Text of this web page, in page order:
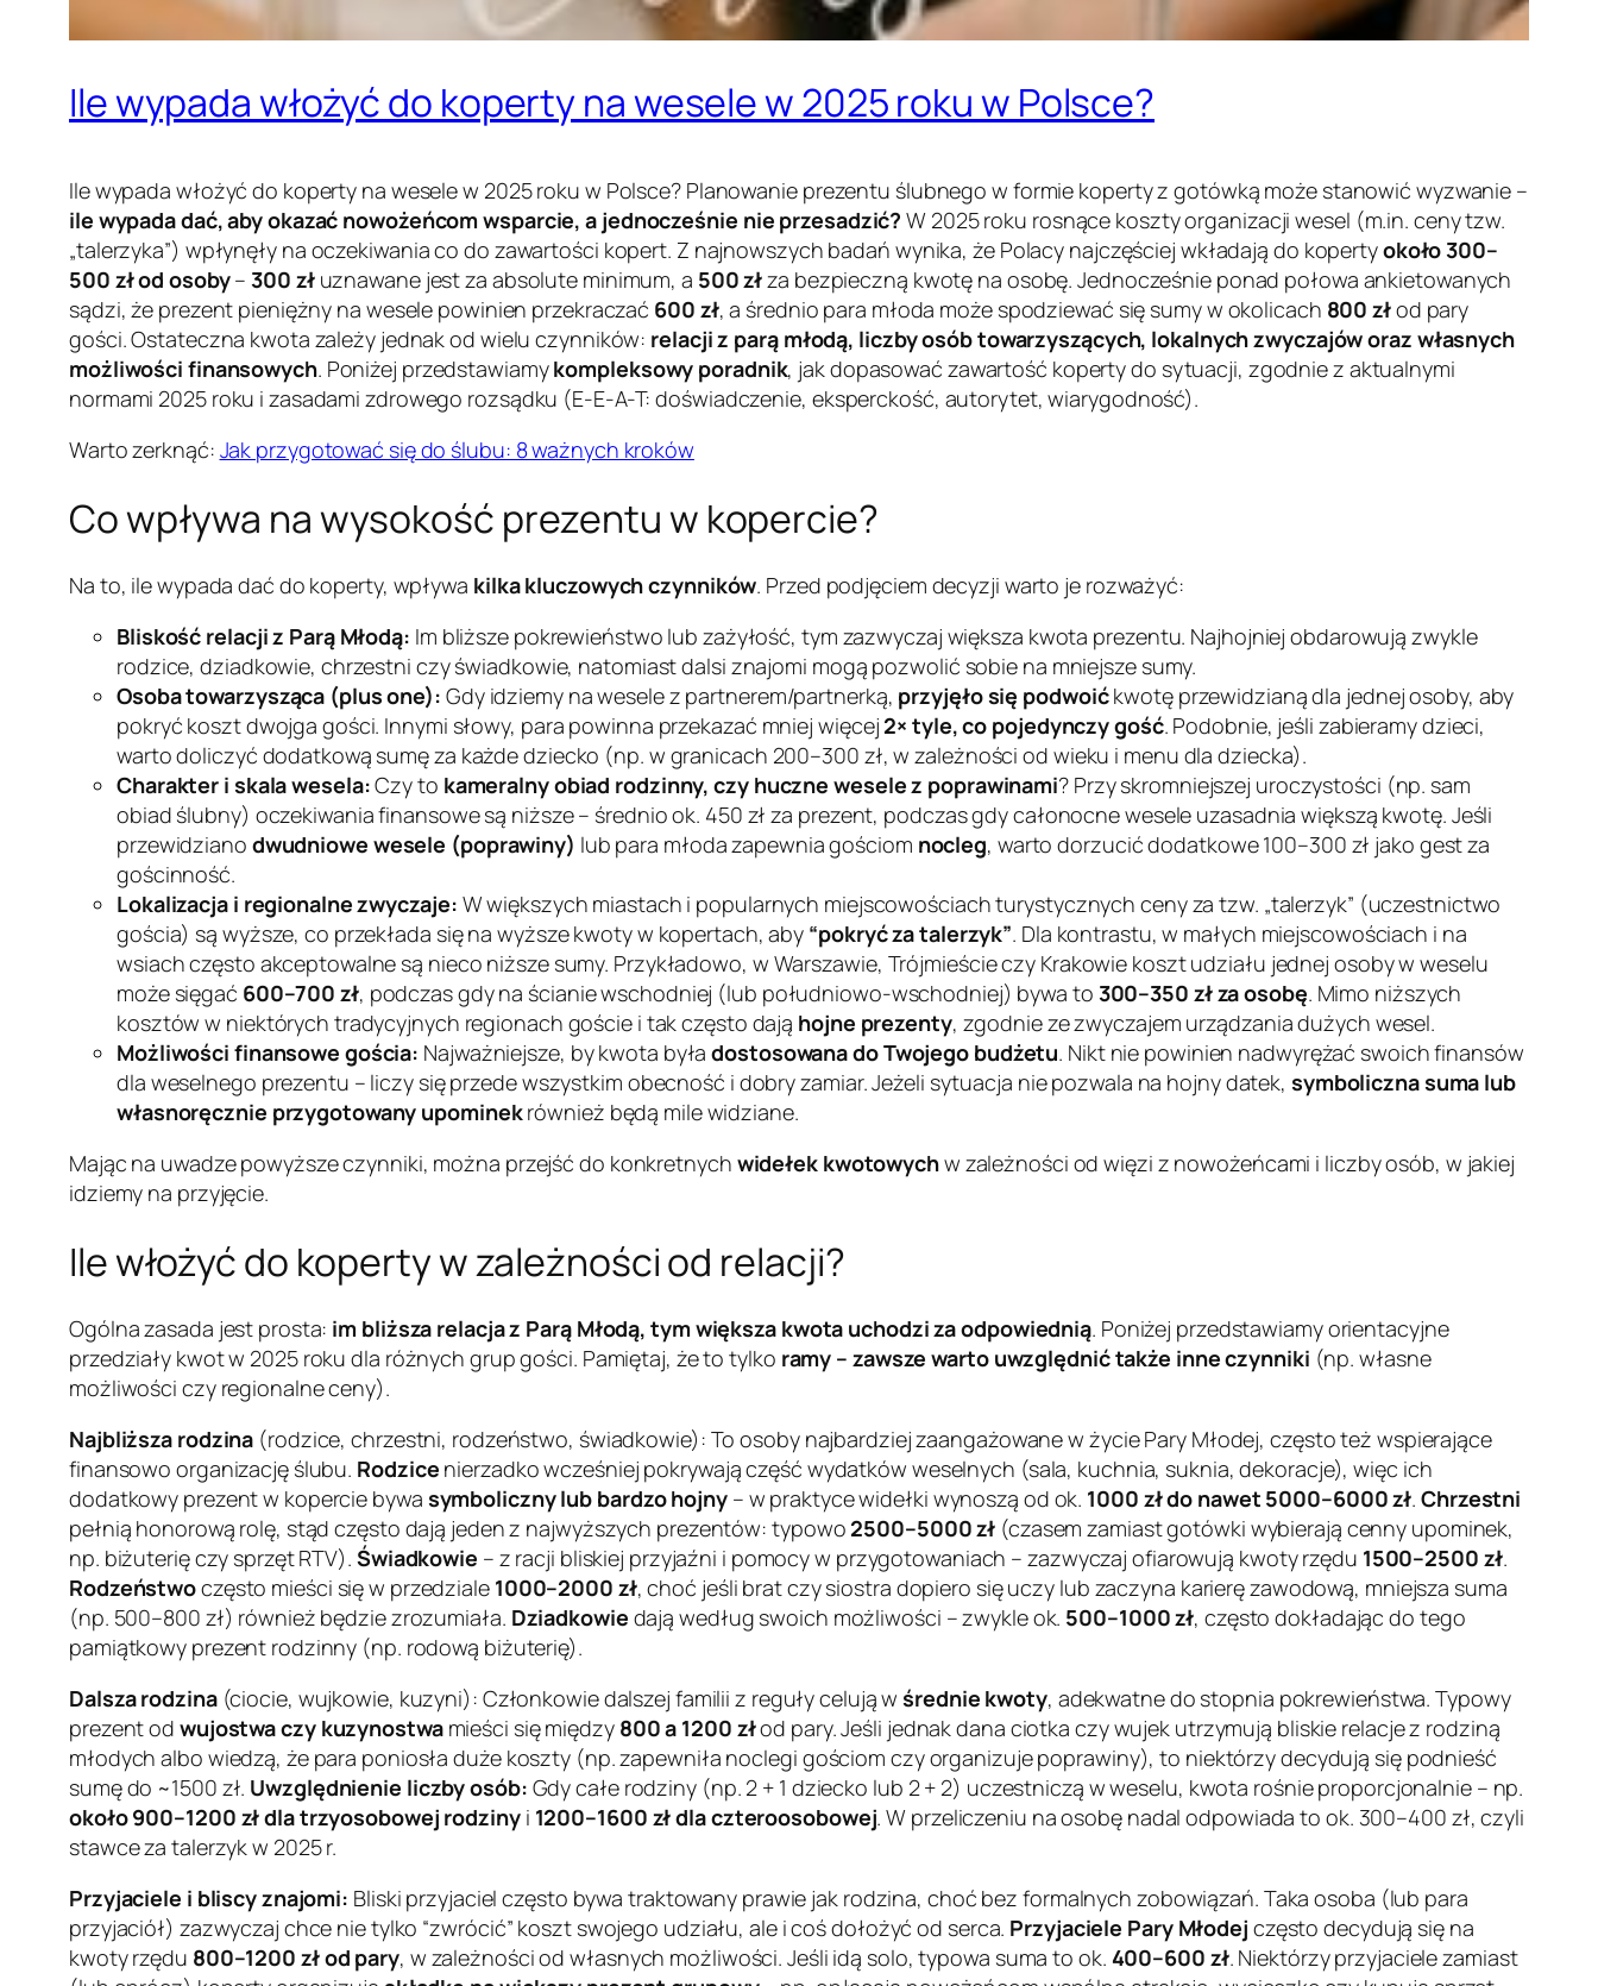
Ile wypada włożyć do koperty na wesele w 2025 roku w Polsce?
Ile wypada włożyć do koperty na wesele w 2025 roku w Polsce? Planowanie prezentu ślubnego w formie koperty z gotówką może stanowić wyzwanie –
ile wypada dać, aby okazać nowożeńcom wsparcie, a jednocześnie nie przesadzić? W 2025 roku rosnące koszty organizacji wesel (m.in. ceny tzw.
„talerzyka”) wpłynęły na oczekiwania co do zawartości kopert. Z najnowszych badań wynika, że Polacy najczęściej wkładają do kopertyokoło 300–
500 zł od osoby–300 złuznawane jest za absolute minimum, a 500 złza bezpieczną kwotę na osobę. Jednocześnie ponad połowa ankietowanych
sądzi, że prezent pieniężny na wesele powinien przekraczać 600 zł, a średnio para młoda może spodziewać się sumy w okolicach 800 złod pary
gości. Ostateczna kwota zależy jednak od wielu czynników: relacji z parą młodą, liczby osób towarzyszących, lokalnych zwyczajów oraz własnych
możliwości finansowych. Poniżej przedstawiamykompleksowy poradnik, jak dopasować zawartość koperty do sytuacji, zgodnie z aktualnymi
normami 2025 roku i zasadami zdrowego rozsądku (E-E-A-T: doświadczenie, eksperckość, autorytet, wiarygodność).
Warto zerknąć: Jak przygotować się do ślubu: 8 ważnych kroków
Co wpływa na wysokość prezentu w kopercie?
Na to, ile wypada dać do koperty, wpływa kilka kluczowych czynników. Przed podjęciem decyzji warto je rozważyć:
Bliskość relacji z Parą Młodą: Im bliższe pokrewieństwo lub zażyłość, tym zazwyczaj większa kwota prezentu. Najhojniej obdarowują zwykle
rodzice, dziadkowie, chrzestni czy świadkowie, natomiast dalsi znajomi mogą pozwolić sobie na mniejsze sumy.
Osoba towarzysząca (plus one): Gdy idziemy na wesele z partnerem/partnerką, przyjęło się podwoićkwotę przewidzianą dla jednej osoby, aby
pokryć koszt dwojga gości. Innymi słowy, para powinna przekazać mniej więcej 2× tyle, co pojedynczy gość. Podobnie, jeśli zabieramy dzieci,
warto doliczyć dodatkową sumę za każde dziecko (np. w granicach 200–300 zł, w zależności od wieku i menu dla dziecka).
Charakter i skala wesela:Czy to kameralny obiad rodzinny, czy huczne wesele z poprawinami? Przy skromniejszej uroczystości (np. sam
obiad ślubny) oczekiwania finansowe są niższe – średnio ok. 450 zł za prezent, podczas gdy całonocne wesele uzasadnia większą kwotę. Jeśli
przewidziano dwudniowe wesele (poprawiny) lub para młoda zapewnia gościom nocleg, warto dorzucić dodatkowe 100–300 zł jako gest za
gościnność.
Lokalizacja i regionalne zwyczaje: W większych miastach i popularnych miejscowościach turystycznych ceny za tzw. „talerzyk” (uczestnictwo
gościa) są wyższe, co przekłada się na wyższe kwoty w kopertach, aby “pokryć za talerzyk”. Dla kontrastu, w małych miejscowościach i na
wsiach często akceptowalne są nieco niższe sumy. Przykładowo, w Warszawie, Trójmieście czy Krakowie koszt udziału jednej osoby w weselu
może sięgać 600–700 zł, podczas gdy na ścianie wschodniej (lub południowo-wschodniej) bywa to 300–350 zł za osobę. Mimo niższych
kosztów w niektórych tradycyjnych regionach goście i tak często dają hojne prezenty, zgodnie ze zwyczajem urządzania dużych wesel.
Możliwości finansowe gościa: Najważniejsze, by kwota byładostosowana do Twojego budżetu. Nikt nie powinien nadwyrężać swoich finansów
dla weselnego prezentu – liczy się przede wszystkim obecność i dobry zamiar. Jeżeli sytuacja nie pozwala na hojny datek, symboliczna suma lub
własnoręcznie przygotowany upominekrównież będą mile widziane.
Mając na uwadze powyższe czynniki, można przejść do konkretnych widełek kwotowychw zależności od więzi z nowożeńcami i liczby osób, w jakiej
idziemy na przyjęcie.
Ile włożyć do koperty w zależności od relacji?
Ogólna zasada jest prosta: im bliższa relacja z Parą Młodą, tym większa kwota uchodzi za odpowiednią. Poniżej przedstawiamy orientacyjne
przedziały kwot w 2025 roku dla różnych grup gości. Pamiętaj, że to tylko ramy – zawsze warto uwzględnić także inne czynniki (np. własne
możliwości czy regionalne ceny).
Najbliższa rodzina (rodzice, chrzestni, rodzeństwo, świadkowie): To osoby najbardziej zaangażowane w życie Pary Młodej, często też wspierające
finansowo organizację ślubu. Rodzice nierzadko wcześniej pokrywają część wydatków weselnych (sala, kuchnia, suknia, dekoracje), więc ich
dodatkowy prezent w kopercie bywa symboliczny lub bardzo hojny– w praktyce widełki wynoszą od ok. 1000 zł do nawet 5000–6000 zł.Chrzestni
pełnią honorową rolę, stąd często dają jeden z najwyższych prezentów: typowo 2500–5000 zł (czasem zamiast gotówki wybierają cenny upominek,
np. biżuterię czy sprzęt RTV). Świadkowie – z racji bliskiej przyjaźni i pomocy w przygotowaniach – zazwyczaj ofiarowują kwoty rzędu 1500–2500 zł.
Rodzeństwoczęsto mieści się w przedziale 1000–2000 zł, choć jeśli brat czy siostra dopiero się uczy lub zaczyna karierę zawodową, mniejsza suma
(np. 500–800 zł) również będzie zrozumiała. Dziadkowie dają według swoich możliwości – zwykle ok. 500–1000 zł, często dokładając do tego
pamiątkowy prezent rodzinny (np. rodową biżuterię).
Dalsza rodzina(ciocie, wujkowie, kuzyni): Członkowie dalszej familii z reguły celują wśrednie kwoty, adekwatne do stopnia pokrewieństwa. Typowy
prezent od wujostwa czy kuzynostwamieści się między 800 a 1200 złod pary. Jeśli jednak dana ciotka czy wujek utrzymują bliskie relacje z rodziną
młodych albo wiedzą, że para poniosła duże koszty (np. zapewniła noclegi gościom czy organizuje poprawiny), to niektórzy decydują się podnieść
sumę do ~1500 zł. Uwzględnienie liczby osób: Gdy całe rodziny (np. 2 + 1 dziecko lub 2 + 2) uczestniczą w weselu, kwota rośnie proporcjonalnie – np.
około 900–1200 zł dla trzyosobowej rodzinyi 1200–1600 zł dla czteroosobowej. W przeliczeniu na osobę nadal odpowiada to ok. 300–400 zł, czyli
stawceza talerzykw 2025 r.
Przyjaciele i bliscy znajomi: Bliski przyjaciel często bywa traktowany prawie jak rodzina, choć bez formalnych zobowiązań. Taka osoba (lub para
przyjaciół) zazwyczaj chce nie tylko “zwrócić” koszt swojego udziału, ale i coś dołożyć od serca. Przyjaciele Pary Młodej często decydują się na
kwoty rzędu 800–1200 zł od pary, w zależności od własnych możliwości. Jeśli idą solo, typowa suma to ok. 400–600 zł. Niektórzy przyjaciele zamiast